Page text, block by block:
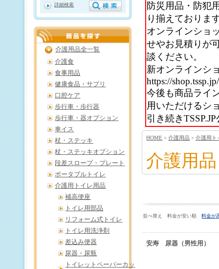
防災用品・防犯
り揃えておりま
オンラインショ
せやお見積りが
談ください。
新オンラインシ
https://shop.tssp.jp/
今後も商品ライ
用いただけるシ
引き続き
HOME >介護用品 >介護用ト
介護用品
並べ替え 料金が安い順料金が
安寿 尿器（男性用）
詳細検索
介護用品全一覧
介護食
食事用品
健康食品・サプリ
口腔ケア
歩行車・歩行器
歩行車・器オプション
車イス
杖・ステッキ
杖・ステッキオプション
段差スロープ・プレート
ポータブルトイレ
介護用トイレ用品
補高便座
トイレ用部品
リフォーム式トイレ
トイレ用洗浄剤
差込み便器
尿器・尿瓶
トイレットペーパーカッ